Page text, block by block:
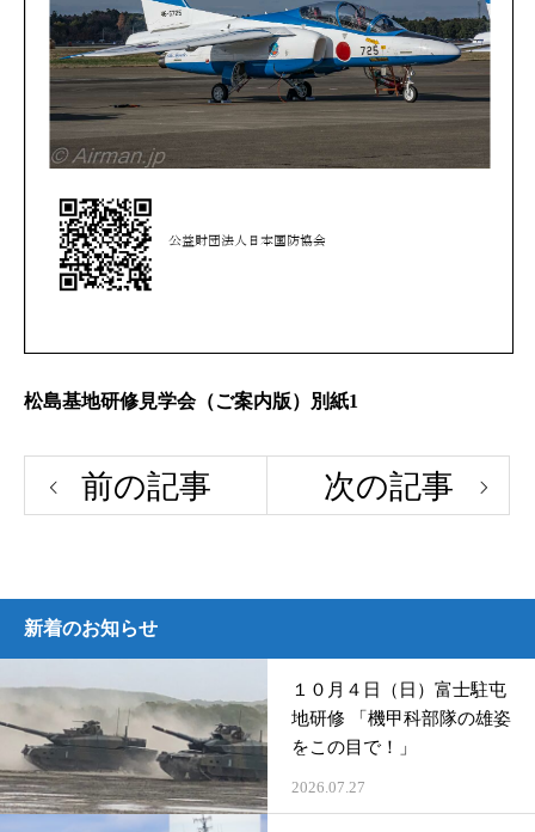
松島基地研修見学会（ご案内版）別紙1
前の記事 次の記事
新着のお知らせ
１０月４日（日）富士駐屯
地研修 「機甲科部隊の雄姿
をこの目で！」
2026.07.27